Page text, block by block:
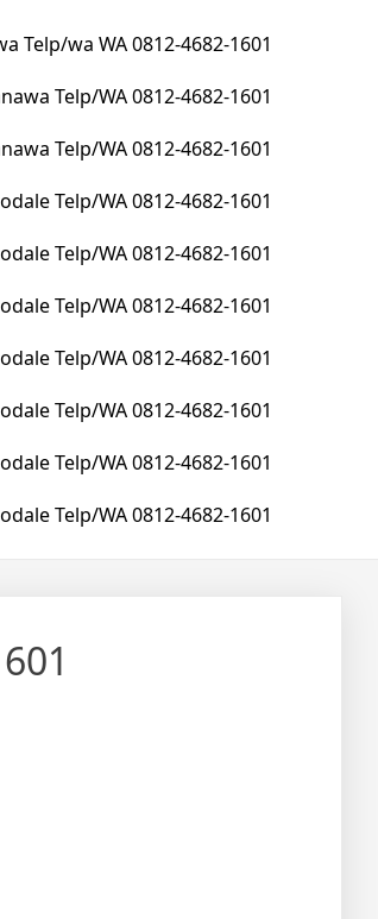
Telp/wa WA 0812-4682-1601
Telp/WA 0812-4682-1601
Telp/WA 0812-4682-1601
Telp/WA 0812-4682-1601
Telp/WA 0812-4682-1601
Telp/WA 0812-4682-1601
Telp/WA 0812-4682-1601
Telp/WA 0812-4682-1601
Telp/WA 0812-4682-1601
Telp/WA 0812-4682-1601